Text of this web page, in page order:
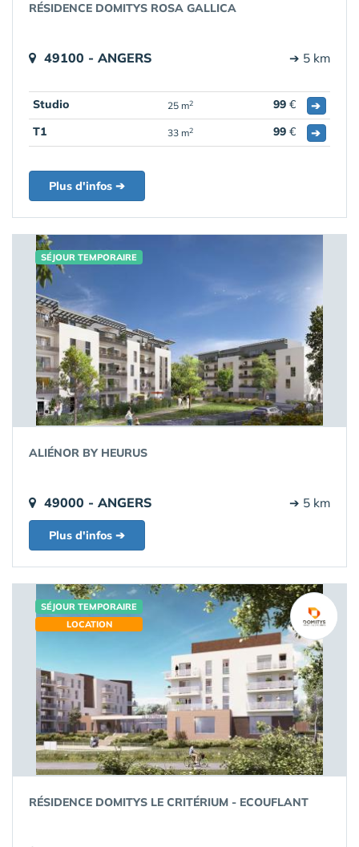
RÉSIDENCE DOMITYS ROSA GALLICA
49100 - ANGERS ➔ 5 km
Studio 25 m2 99 €
➔
T1
33 m2 99 € ➔
Plus d'infos ➔
SÉJOUR TEMPORAIRE
ALIÉNOR BY HEURUS
49000 - ANGERS ➔ 5 km
Plus d'infos ➔
SÉJOUR TEMPORAIRE
LOCATION
RÉSIDENCE DOMITYS LE CRITÉRIUM - ECOUFLANT